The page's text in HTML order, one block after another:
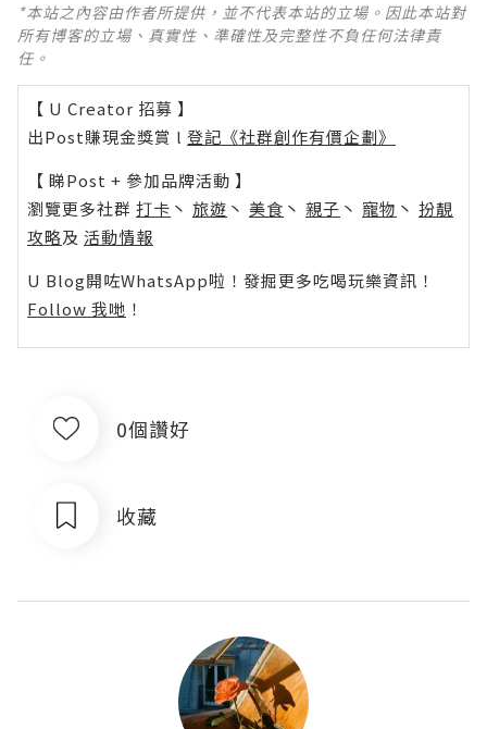
*本站之內容由作者所提供，並不代表本站的立場。因此本站對
所有博客的立場、真實性、準確性及完整性不負任何法律責
任。
【 U Creator 招募 】
出Post賺現金獎賞 l 登記《社群創作有價企劃》
【 睇Post + 參加品牌活動 】
瀏覽更多社群 打卡 丶 旅遊 丶 美食 丶 親子 丶 寵物 丶 扮靚
攻略及 活動情報
U Blog開咗WhatsApp啦！發掘更多吃喝玩樂資訊！
Follow 我哋 ！
0個讚好
收藏